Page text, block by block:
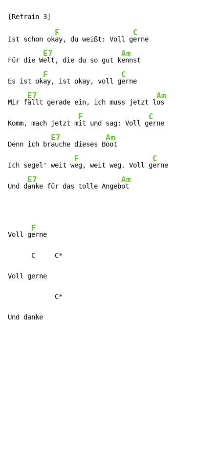
Ist schon ok
F
ay, du weißt: Voll g
C
erne
Für die W
E7
elt, die du so gut k
Am
ennst
Es ist ok
F
ay, ist okay, voll g
C
erne
Mir f
E7
ällt gerade ein, ich muss jetzt l
Am
os
Komm, mach jetzt m
F
it und sag: Voll g
C
erne
Denn ich br
E7
auche dieses B
Am
oot
Ich segel' weit w
F
eg, weit weg. Voll g
C
erne
Und d
E7
anke für das tolle Angeb
Am
ot
Voll g
F
erne
      C     C*
Voll gerne
            C*
Und danke